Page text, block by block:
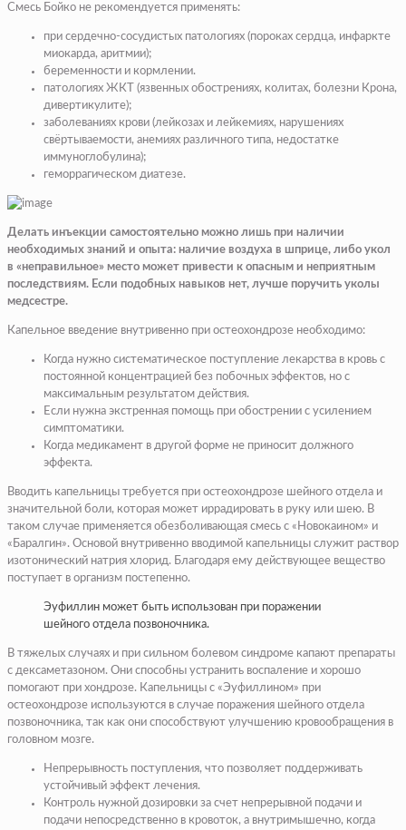
Смесь Бойко не рекомендуется применять:
при сердечно-сосудистых патологиях (пороках сердца, инфаркте
миокарда, аритмии);
беременности и кормлении.
патологиях ЖКТ (язвенных обострениях, колитах, болезни Крона,
дивертикулите);
заболеваниях крови (лейкозах и лейкемиях, нарушениях
свёртываемости, анемиях различного типа, недостатке
иммуноглобулина);
геморрагическом диатезе.
Делать инъекции самостоятельно можно лишь при наличии
необходимых знаний и опыта: наличие воздуха в шприце, либо укол
в «неправильное» место может привести к опасным и неприятным
последствиям. Если подобных навыков нет, лучше поручить уколы
медсестре.
Капельное введение внутривенно при остеохондрозе необходимо:
Когда нужно систематическое поступление лекарства в кровь с
постоянной концентрацией без побочных эффектов, но с
максимальным результатом действия.
Если нужна экстренная помощь при обострении с усилением
симптоматики.
Когда медикамент в другой форме не приносит должного
эффекта.
Вводить капельницы требуется при остеохондрозе шейного отдела и
значительной боли, которая может иррадировать в руку или шею. В
таком случае применяется обезболивающая смесь с «Новокаином» и
«Баралгин». Основой внутривенно вводимой капельницы служит раствор
изотонический натрия хлорид. Благодаря ему действующее вещество
поступает в организм постепенно.
Эуфиллин может быть использован при поражении
шейного отдела позвоночника.
В тяжелых случаях и при сильном болевом синдроме капают препараты
с дексаметазоном. Они способны устранить воспаление и хорошо
помогают при хондрозе. Капельницы с «Эуфиллином» при
остеохондрозе используются в случае поражения шейного отдела
позвоночника, так как они способствуют улучшению кровообращения в
головном мозге.
Непрерывность поступления, что позволяет поддерживать
устойчивый эффект лечения.
Контроль нужной дозировки за счет непрерывной подачи и
подачи непосредственно в кровоток, а внутримышечно, когда